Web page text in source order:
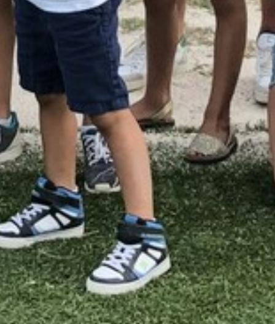
LATO MARE
ANIMAZIONE
LE VOSTRE DOMANDE, LE NOSTRE
RISPOSTE